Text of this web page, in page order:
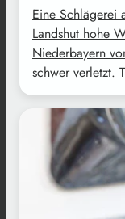
Eine Schlägerei
Landshut hohe
Niederbayern
schwer verletzt.